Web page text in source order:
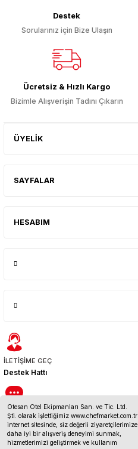
Otesan Otel Ekipmanları San. ve Tic. Ltd.
Şti. olarak işlettiğimiz www.chefmarket.com.tr
internet sitesinde, siz değerli ziyaretçilerimize
daha iyi bir alışveriş deneyimi sunmak,
hizmetlerimizi geliştirmek ve kullanım
Destek
Sorularınız için Bize Ulaşın
Ücretsiz & Hızlı Kargo
Bizimle Alışverişin Tadını Çıkarın
ÜYELİK
SAYFALAR
HESABIM
İLETİŞİME GEÇ
Destek Hattı
BİZE ULAŞIN
İletişim Bilgileri